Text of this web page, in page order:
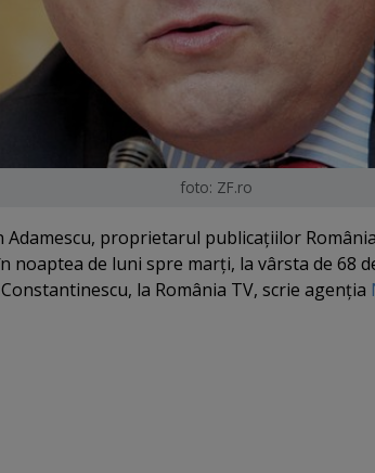
foto: ZF.ro
Adamescu, proprietarul publicaţiilor
noaptea de luni spre marţi, la vârsta de 68
la România TV, scrie agenţia